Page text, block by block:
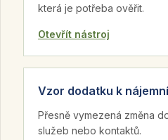
která je potřeba ověřit.
Otevřít nástroj
Vzor dodatku k
Přesně vymezená změna
služeb nebo kontaktů.